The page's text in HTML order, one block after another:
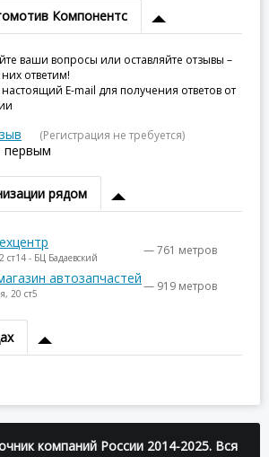
Компонентс
ваши вопросы или оставляйте отзывы –
ответим!
E-mail для получения ответов от
(Регистрация не требуется)
первым
рядом
ст14 - БЦ Бадаевский — 761 метров
автозапчастей
20 ст5 — 919 метров
компаний России 2014-2025. Вся